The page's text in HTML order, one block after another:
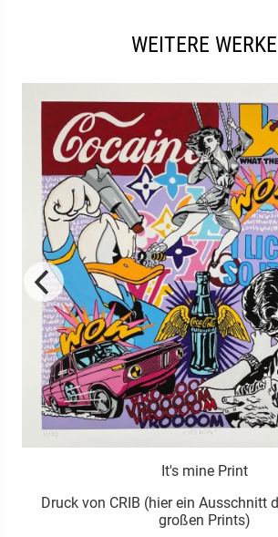
WEITERE WERKE
It's mine Print
Druck von CRIB (hier ein Ausschnitt
großen Prints)